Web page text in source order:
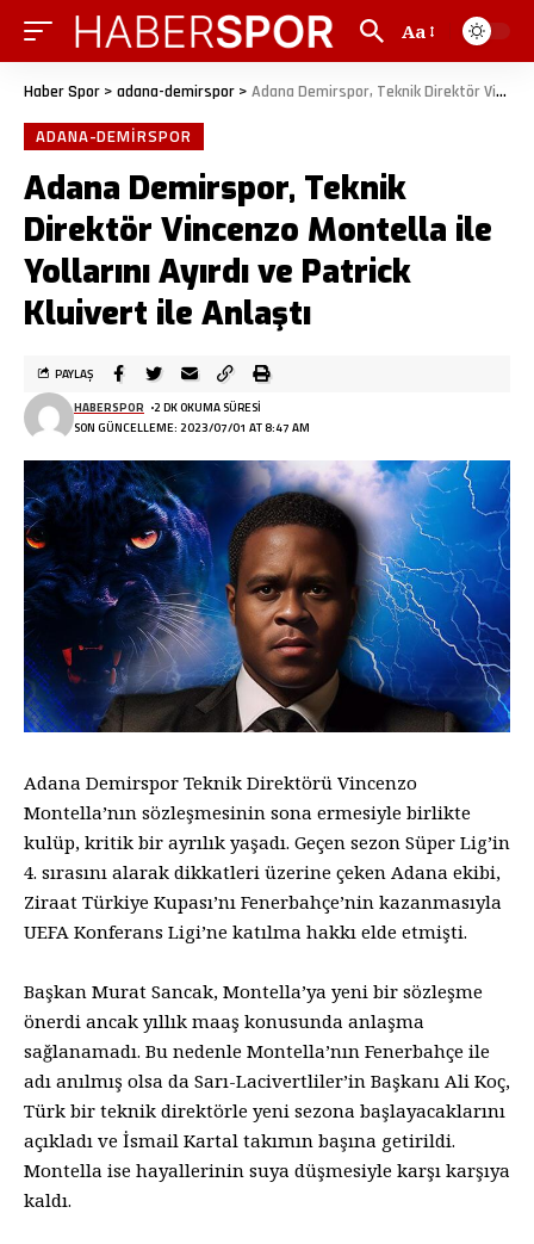
Aa
Haber Spor > adana-demirspor > Adana Demirspor, Teknik Direktör Vincenzo Montella ile Yollarını Ayırdı ve Patrick Kluivert ile Anlaştı
ADANA-DEMIRSPOR
Adana Demirspor, Teknik
Direktör Vincenzo Montella ile
Yollarını Ayırdı ve Patrick
Kluivert ile Anlaştı
SON GÜNCELLEME: 2023/07/01 AT 8:47 AM
HABERSPOR 2 DK OKUMA SÜRESI
PAYLAŞ
Adana Demirspor Teknik Direktörü Vincenzo
Montella’nın sözleşmesinin sona ermesiyle birlikte
kulüp, kritik bir ayrılık yaşadı. Geçen sezon Süper Lig’in
4. sırasını alarak dikkatleri üzerine çeken Adana ekibi,
Ziraat Türkiye Kupası’nı Fenerbahçe’nin kazanmasıyla
UEFA Konferans Ligi’ne katılma hakkı elde etmişti.
Başkan Murat Sancak, Montella’ya yeni bir sözleşme
önerdi ancak yıllık maaş konusunda anlaşma
sağlanamadı. Bu nedenle Montella’nın Fenerbahçe ile
adı anılmış olsa da Sarı-Lacivertliler’in Başkanı Ali Koç,
Türk bir teknik direktörle yeni sezona başlayacaklarını
açıkladı ve İsmail Kartal takımın başına getirildi.
Montella ise hayallerinin suya düşmesiyle karşı karşıya
kaldı.